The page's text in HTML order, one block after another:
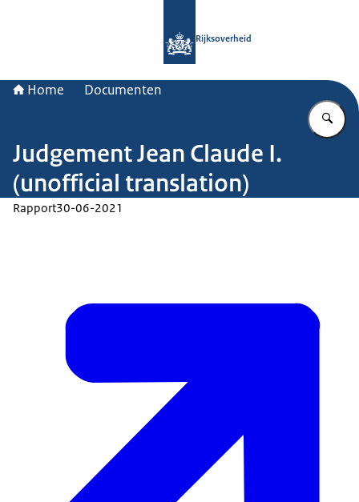
Rijksoverheid
Home Documenten
Judgement Jean Claude I.
(unofficial translation)
Rapport30-06-2021